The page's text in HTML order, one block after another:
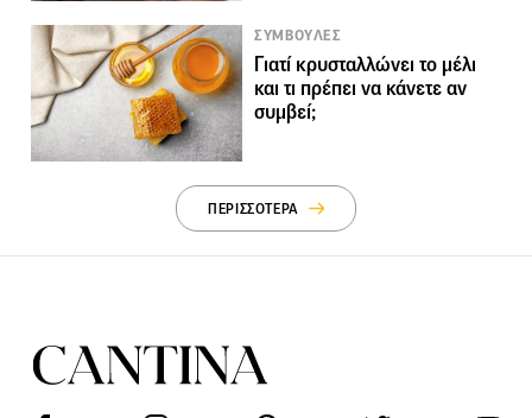
ΣΥΜΒΟΥΛΕΣ
Γιατί κρυσταλλώνει το μέλι
και τι πρέπει να κάνετε αν
συμβεί;
ΠΕΡΙΣΣΟΤΕΡΑ